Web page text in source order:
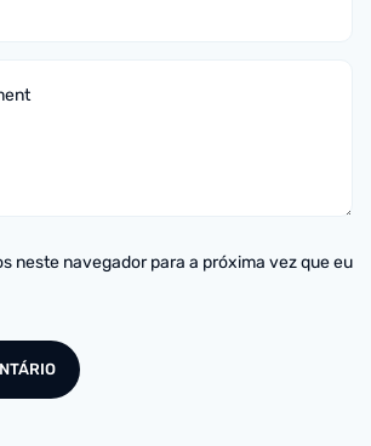
neste navegador para a próxima vez que eu